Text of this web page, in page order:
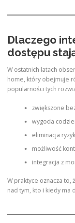
Dlaczego
dostępu
W ostatnich latach
home, który obejmuje
popularności tych
zwiększone
wygoda
eliminacja
możliwość
integracja z
W praktyce oznacza to,
nad tym, kto i kiedy ma